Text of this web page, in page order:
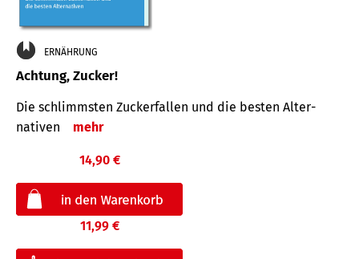
ERNÄHRUNG
Achtung, Zucker!
Die schlimmsten Zucker­fallen und die besten Alter­
nativen
mehr
14,90 €
11,99 €